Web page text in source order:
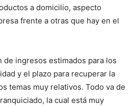
a domicilio, aspecto
frente a otras que hay en el
de ingresos estimados para los
y el plazo para recuperar la
temas muy relativos. Todo va de
la cual está muy